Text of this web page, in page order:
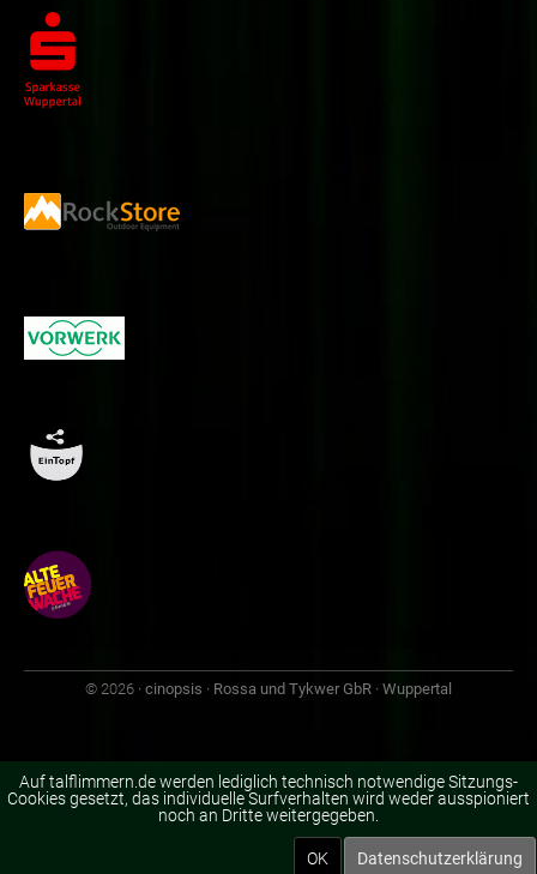
© 2026 · cinopsis · Rossa und Tykwer GbR · Wuppertal
Auf talflimmern.de werden lediglich technisch notwendige Sitzungs-
Cookies gesetzt, das individuelle Surfverhalten wird weder ausspioniert
noch an Dritte weitergegeben.
Datenschutzerklärung
OK